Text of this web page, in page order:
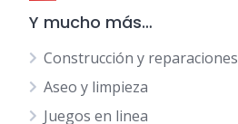
Y mucho más…
Construcción y reparaciones
Aseo y limpieza
Juegos en linea